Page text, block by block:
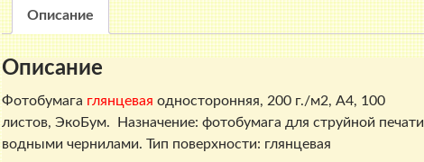
г./
м2,
A4,
листов,
ЭкоБум
Описание
Описание
Фотобумага глянцевая односторонняя, 200 г./м2, A4, 100
листов, ЭкоБум. Назначение: фотобумага для струйной печати
водными чернилами. Тип поверхности: глянцевая